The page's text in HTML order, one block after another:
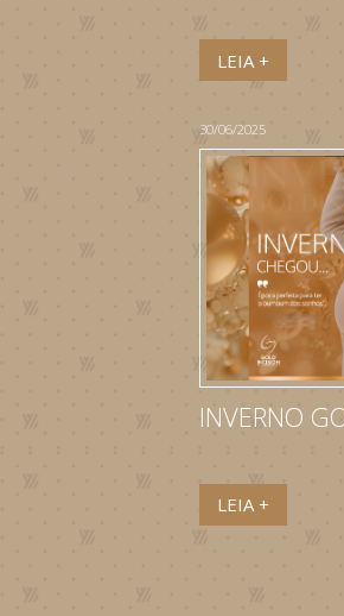
LEIA +
30/06/2025
INVERNO
LEIA +